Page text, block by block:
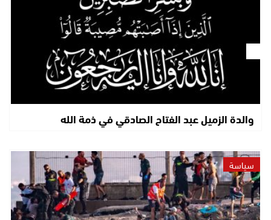
والدة الزميل عبد الفتاح الصادقي في ذمة الله
سياسة